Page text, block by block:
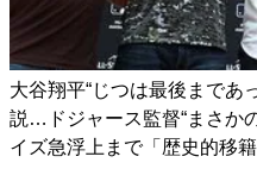
大谷翔平“じつは最後まであ
説…ドジャース監督“まさか
イズ急浮上まで「歴史的移